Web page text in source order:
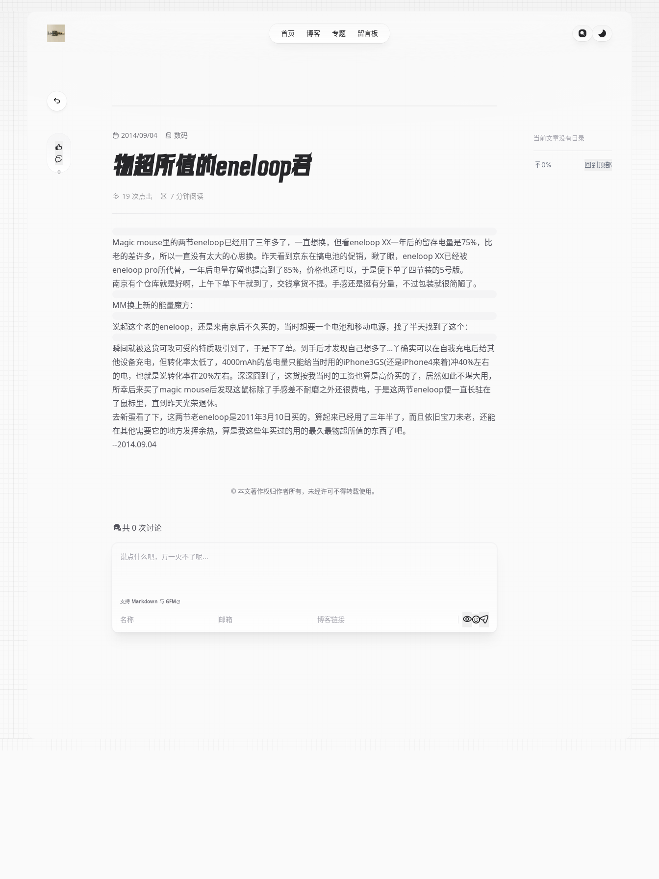
首页 博客 专题 留言板
0
2014/09/04 数码
物超所值的eneloop君
19 次点击 7 分钟阅读
Magic mouse里的两节eneloop已经用了三年多了，一直想换，但看eneloop XX一年后的留存电量是75%，比
老的差许多，所以一直没有太大的心思换。昨天看到京东在搞电池的促销，瞅了眼，eneloop XX已经被
eneloop pro所代替，一年后电量存留也提高到了85%，价格也还可以，于是便下单了四节装的5号版。
南京有个仓库就是好啊，上午下单下午就到了，交钱拿货不提。手感还是挺有分量，不过包装就很简陋了。
MM换上新的能量魔方：
说起这个老的eneloop，还是来南京后不久买的，当时想要一个电池和移动电源，找了半天找到了这个：
瞬间就被这货可攻可受的特质吸引到了，于是下了单。到手后才发现自己想多了...丫确实可以在自我充电后给其
他设备充电，但转化率太低了，4000mAh的总电量只能给当时用的iPhone3GS(还是iPhone4来着)冲40%左右
的电，也就是说转化率在20%左右。深深囧到了，这货按我当时的工资也算是高价买的了，居然如此不堪大用，
所幸后来买了magic mouse后发现这鼠标除了手感差不耐磨之外还很费电，于是这两节eneloop便一直长驻在
了鼠标里，直到昨天光荣退休。
去新蛋看了下，这两节老eneloop是2011年3月10日买的，算起来已经用了三年半了，而且依旧宝刀未老，还能
在其他需要它的地方发挥余热，算是我这些年买过的用的最久最物超所值的东西了吧。
--2014.09.04
© 本文著作权归作者所有，未经许可不得转载使用。
共 0 次讨论
支持 Markdown 与 GFM
当前文章没有目录
0% 回到顶部